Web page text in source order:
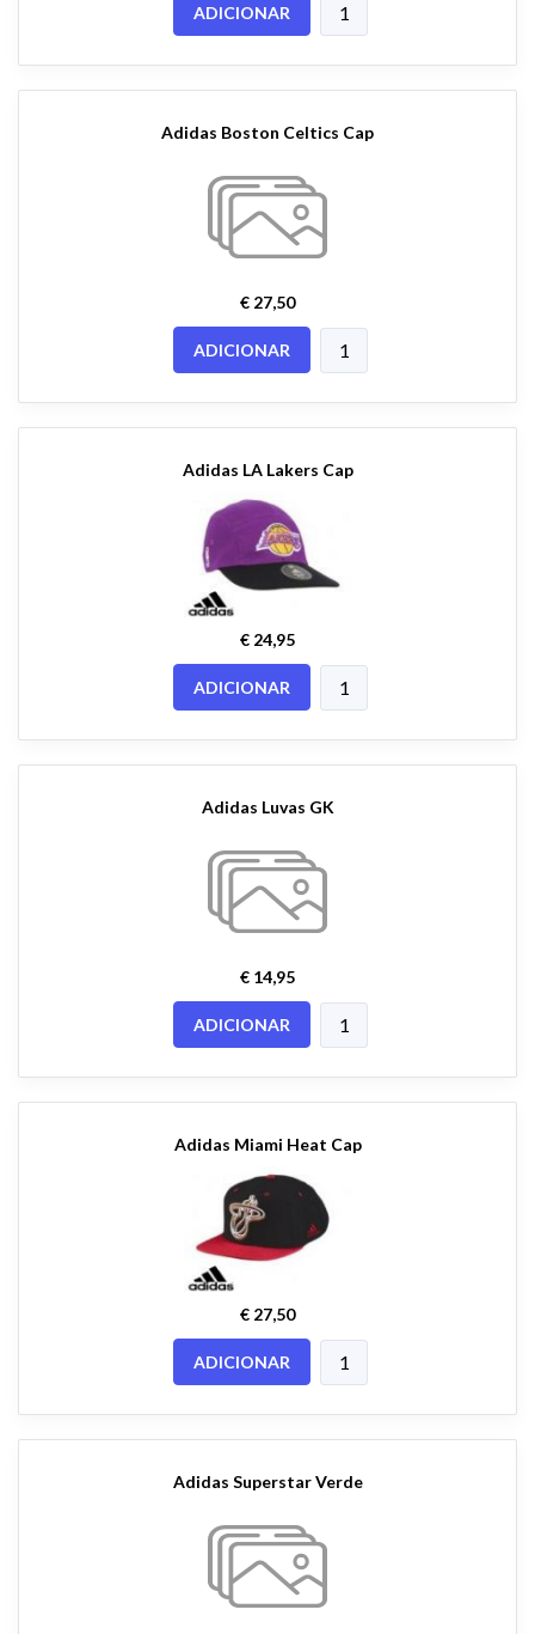
ADICIONAR
Adidas Boston Celtics Cap
€ 27,50
ADICIONAR
Adidas LA Lakers Cap
€ 24,95
ADICIONAR
Adidas Luvas GK
€ 14,95
ADICIONAR
Adidas Miami Heat Cap
€ 27,50
ADICIONAR
Adidas Superstar Verde